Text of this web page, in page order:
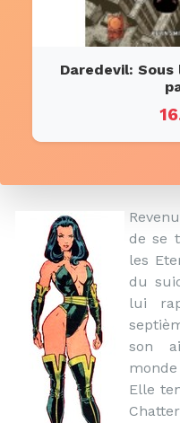
Daredevil: Sous
de se
les
du
lui
son
Elle